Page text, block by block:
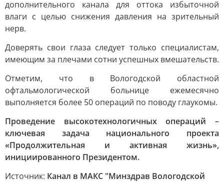
дополнительного канала для оттока избыточной
влаги с целью снижения давления на зрительный
нерв.
Доверять свои глаза следует только специалистам,
имеющим за плечами сотни успешных вмешательств.
Отметим, что в Вологодской областной
офтальмологической больнице ежемесячно
выполняется более 50 операций по поводу глаукомы.
Проведение высокотехнологичных операций –
ключевая задача национального проекта
«Продолжительная и активная жизнь»,
инициированного Президентом.
Источник: Канал в МАКС "Минздрав Вологодской